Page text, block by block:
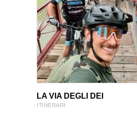
VIEW PRODUCT
VIEW PRODUCT
LA VIA DEGLI DEI
ITINERARI